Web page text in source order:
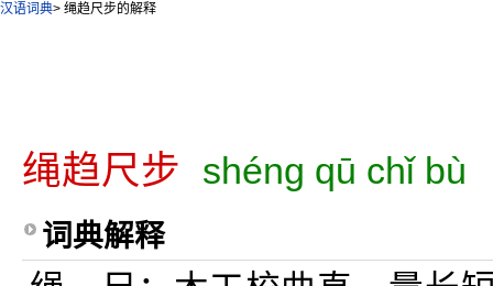
汉语词典> 绳趋尺步的解释
绳趋尺步 shéng qū chǐ bù
词典解释